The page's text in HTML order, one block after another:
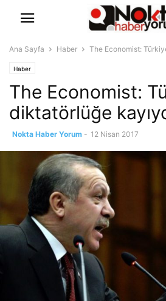
Ana Sayfa Haber The Economist:
Haber
The Economist:
diktatörlüğe
Nokta Haber Yorum - 12 Nisan 2017